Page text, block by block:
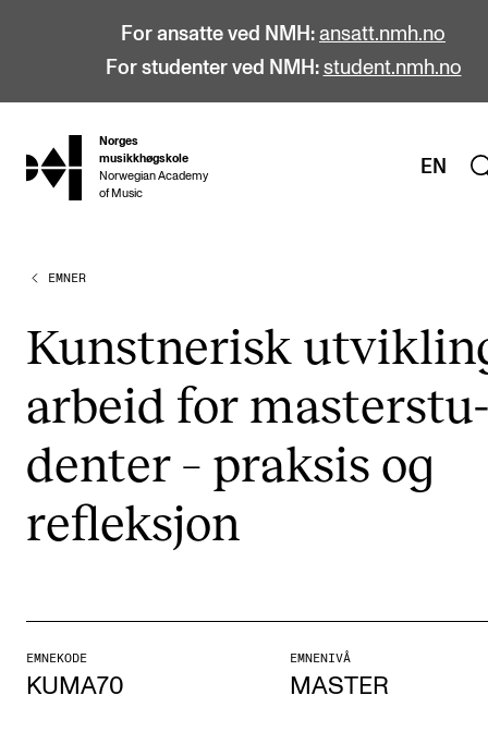
For ansatte ved NMH: ansatt.nmh.no
For studenter ved NMH: student.nmh.no
hjem
Norges
musikkhøgskole
Norwegian Academy
of Music
EN
STUDIER
Bachelor
Master
Årsstudium og videreutdanning
Etterutdanning og kurs
Søknad og opptak
EMNER
Kunst­ne­risk
ar­beid for mas­ter­stu­
den­ter – prak­sis og
reflek­sjon
EMNEKODE
KUMA70
EMNENIVÅ
MASTER